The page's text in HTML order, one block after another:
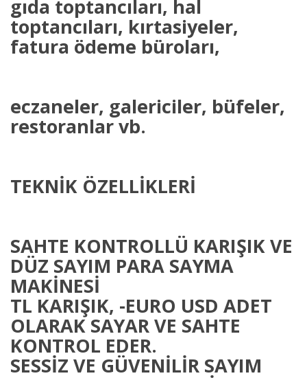
gıda toptancıları, hal
toptancıları, kırtasiyeler,
fatura ödeme büroları,
eczaneler, galericiler, büfeler,
restoranlar vb.
TEKNİK ÖZELLİKLERİ
SAHTE KONTROLLÜ KARIŞIK VE
DÜZ SAYIM PARA SAYMA
MAKİNESİ
TL KARIŞIK, -EURO USD ADET
OLARAK SAYAR VE SAHTE
KONTROL EDER.
SESSİZ VE GÜVENİLİR SAYIM